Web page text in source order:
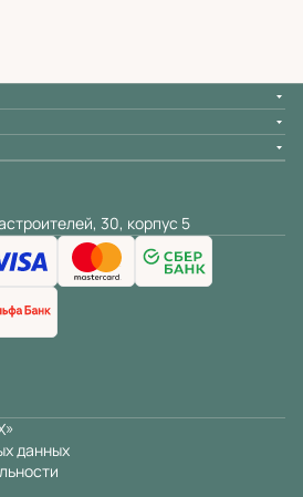
30, корпус 5
данных